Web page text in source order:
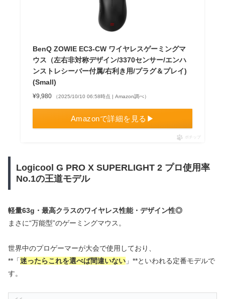
BenQ ZOWIE EC3-CW ワイヤレスゲーミングマ
ウス（左右非対称デザイン/3370センサー/エンハ
ンストレシーバー付属/右利き用/プラグ＆プレイ)
(Small)
¥9,980 （2025/10/10 06:58時点 | Amazon調べ）
Amazonで詳細を見る▶
ポチップ
Logicool G PRO X SUPERLIGHT 2 プロ使用率
No.1の王道モデル
軽量63g・最高クラスのワイヤレス性能・デザイン性◎
まさに“万能型”のゲーミングマウス。
世界中のプロゲーマーが大会で使用しており、
**「迷ったらこれを選べば間違いない 」**といわれる定番モデルで
す。